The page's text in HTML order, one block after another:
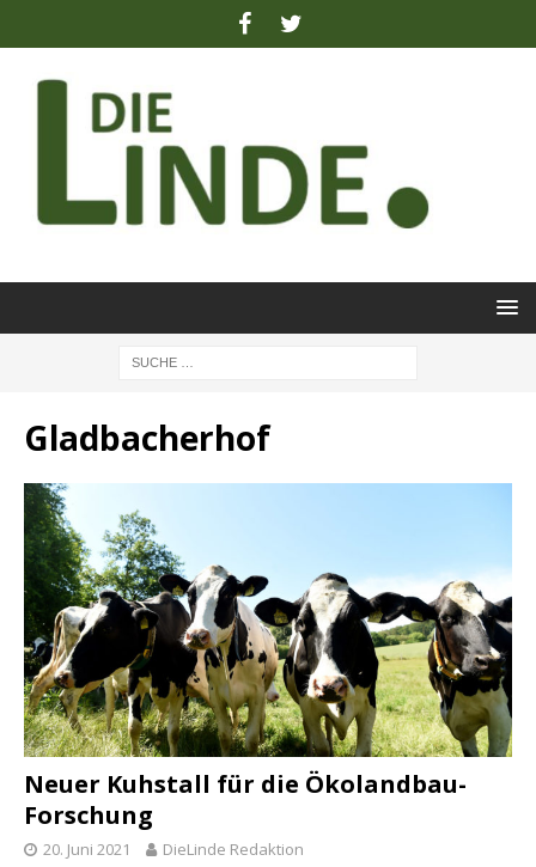
Gladbacherhof
Neuer Kuhstall für die Ökolandbau-
Forschung
20. Juni 2021 DieLinde Redaktion